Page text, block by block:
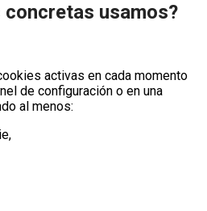
concretas usamos?
activas en cada momento
de configuración o en una
al menos: